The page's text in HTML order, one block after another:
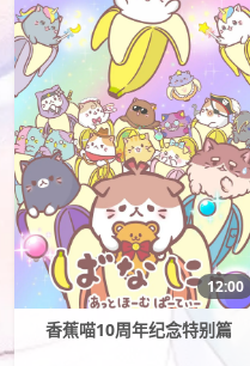
12:00
香蕉喵10周年纪念特别篇